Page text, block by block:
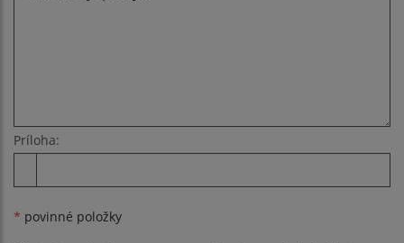
Príloha:
* povinné položky